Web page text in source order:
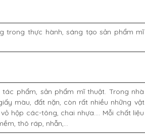
trong thực hành, sáng tạo sản phẩm mĩ
phẩm, sản phẩm mĩ thuật. Trong nhà
màu, đất nặn, còn rất nhiều những vật
hộp các-tông, chai nhựa.... Mỗi chất liệu
thô ráp, nhẫn,...